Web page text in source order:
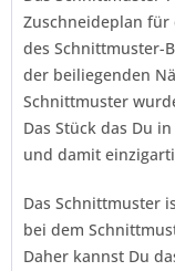
Zuschneideplan für
des Schnittmuster-
der beiliegenden
Schnittmuster
Das Stück das Du
und damit
Das Schnittmuster
bei dem
Daher kannst Du